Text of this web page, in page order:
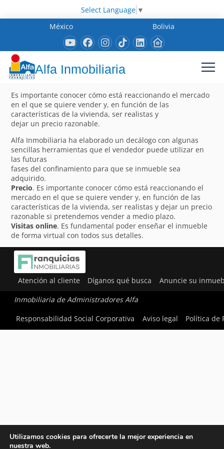
Select Language ▼
México
Bolivia
Alfa Inmobiliaria
Es importante conocer cómo está reaccionando el mercado
en el que se quiere vender y, en función de las
características de la vivienda, ser realistas y
dejar un precio razonable.
Alfa Inmobiliaria ha elaborado un decálogo con algunas
sencillas herramientas que el vendedor puede utilizar en
las futuras
fases del confinamiento para que se inmueble sea
adquirido.
Precio. Es importante conocer cómo está reaccionando el
mercado en el que se quiere vender y, en función de las
características de la vivienda, ser realistas y dejar un precio
razonable si pretendemos vender a medio plazo.
Visitas online. Es fundamental poder enseñar el inmueble
de forma virtual con todos sus detalles.
Atención al cliente Díganos qué busca Anuncie su
Inmobiliaria de Administradores Alfa
Responsabilidad Social Corporativa
Aviso legal Política de
Utilizamos cookies para ofrecerte la mejor experiencia en
nuestra web.